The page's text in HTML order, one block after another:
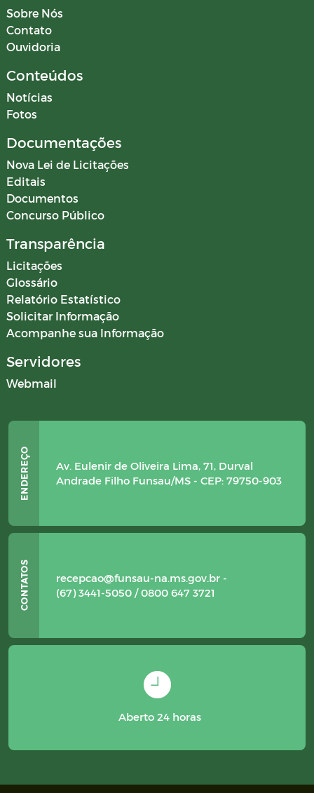
Sobre Nós
Contato
Ouvidoria
Conteúdos
Notícias
Fotos
Documentações
Nova Lei de Licitações
Editais
Documentos
Concurso Público
Transparência
Licitações
Glossário
Relatório Estatístico
Solicitar Informação
Acompanhe sua Informação
Servidores
Webmail
Av. Eulenir de Oliveira Lima, 71, Durval
Andrade Filho Funsau/MS - CEP: 79750-903
recepcao@funsau-na.ms.gov.br -
(67) 3441-5050 / 0800 647 3721
Aberto 24 horas